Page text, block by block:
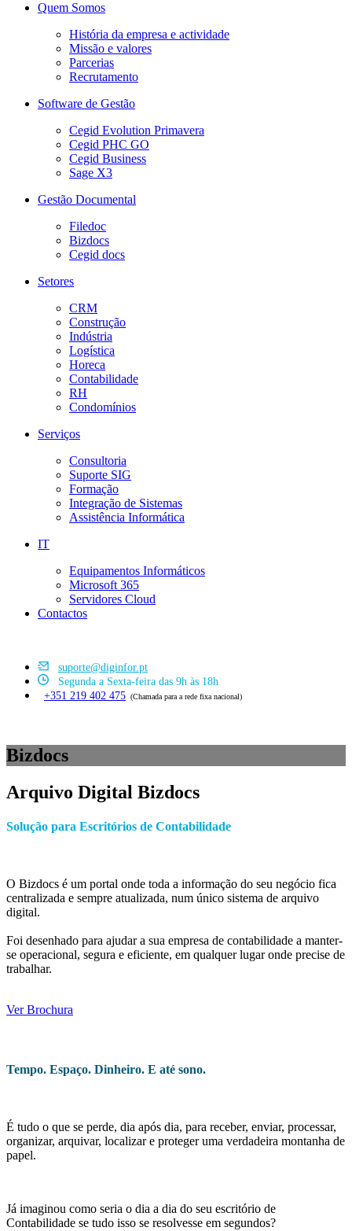
Quem Somos
História da empresa e actividade
Missão e valores
Parcerias
Recrutamento
Software de Gestão
Cegid Evolution Primavera
Cegid PHC GO
Cegid Business
Sage X3
Gestão Documental
Filedoc
Bizdocs
Cegid docs
Setores
CRM
Construção
Indústria
Logística
Horeca
Contabilidade
RH
Condomínios
Serviços
Consultoria
Suporte SIG
Formação
Integração de Sistemas
Assistência Informática
IT
Equipamentos Informáticos
Microsoft 365
Servidores Cloud
Contactos
suporte@diginfor.pt
Segunda a Sexta-feira das 9h às 18h
+351 219 402 475 (Chamada para a rede fixa nacional)
Bizdocs
Arquivo Digital Bizdocs
Solução para Escritórios de Contabilidade
O Bizdocs é um portal onde toda a informação do seu negócio fica
centralizada e sempre atualizada, num único sistema de arquivo
digital.
Foi desenhado para ajudar a sua empresa de contabilidade a manter-
se operacional, segura e eficiente, em qualquer lugar onde precise de
trabalhar.
Ver Brochura
Tempo. Espaço. Dinheiro. E até sono.
É tudo o que se perde, dia após dia, para receber, enviar, processar,
organizar, arquivar, localizar e proteger uma verdadeira montanha de
papel.
Já imaginou como seria o dia a dia do seu escritório de
Contabilidade se tudo isso se resolvesse em segundos?